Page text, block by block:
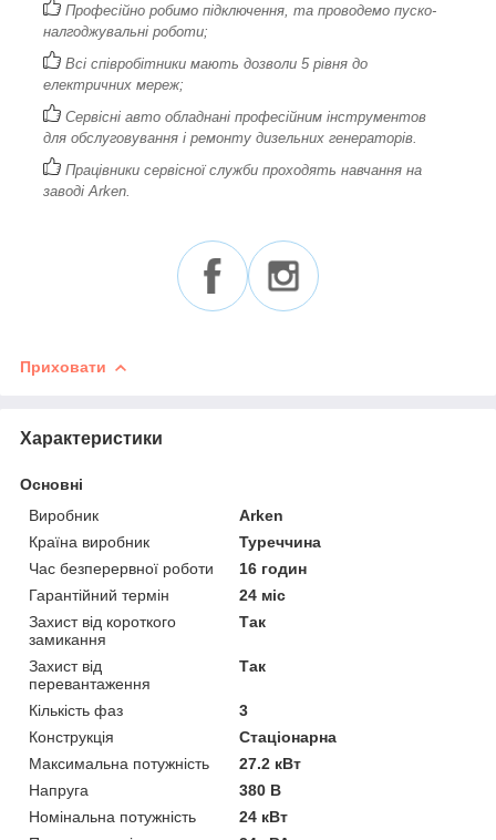
Професійно робимо підключення, та проводемо пуско-
налгоджувальні роботи;
Всі співробітники мають дозволи 5 рівня до
електричних мереж;
Сервісні авто обладнані професійним інструментов
для обслуговування і ремонту дизельних генераторів.
Працівники сервісної служби проходять навчання на
заводі Arken.
Приховати
Характеристики
Основні
Виробник
Arken
Країна виробник
Туреччина
Час безперервної роботи
16 годин
Гарантійний термін
24 міс
Захист від короткого
замикання
Так
Захист від
перевантаження
Так
Кількість фаз
3
Конструкція
Стаціонарна
Максимальна потужність
27.2 кВт
Напруга
380 В
Номінальна потужність
24 кВт